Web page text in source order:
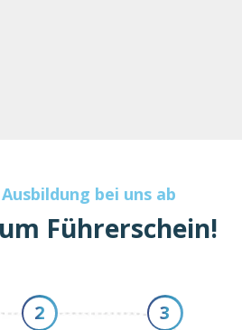
bei uns ab
Führerschein!
2 3